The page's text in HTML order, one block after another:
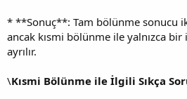
* **Sonuç**: Tam bölünme sonucu
ancak kısmi bölünme ile yalnızca
ayrılır.
\Kısmi Bölünme ile İlgili Sıkça